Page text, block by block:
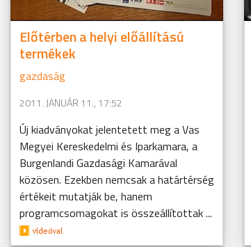
Előtérben a helyi előállítású
termékek
gazdaság
2011. JANUÁR 11., 17:52
Új kiadványokat jelentetett meg a Vas
Megyei Kereskedelmi és Iparkamara, a
Burgenlandi Gazdasági Kamarával
közösen. Ezekben nemcsak a határtérség
értékeit mutatják be, hanem
programcsomagokat is összeállítottak ...